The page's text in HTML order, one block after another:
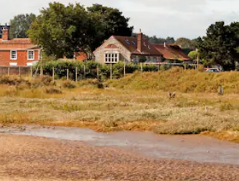
კლავიშები ზემოთ/ქვემოთ მიმართული